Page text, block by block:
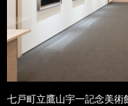
七戸町立鷹山宇一記念美術